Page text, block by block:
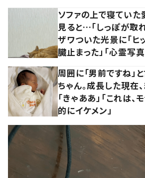
ソファの上で寝ていた
見ると…「しっぽが取
ザワついた光景に「ヒ
臓止まった」「心霊写
周囲に「男前ですね」
ちゃん。成長した現在
「きゃああ」「これは、
的にイケメン」